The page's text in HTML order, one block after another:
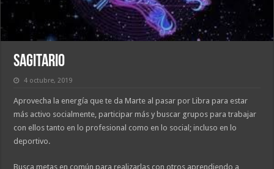
Sagitario
4 octubre, 2019
Aprovecha la energía que te da Marte al pasar por Libra para estar
más activo socialmente, participar más y buscar grupos para trabajar
con ellos tanto en lo profesional como en lo social; incluso en lo
deportivo.
Busca metas en común para realizarlas con otros aprendiendo a